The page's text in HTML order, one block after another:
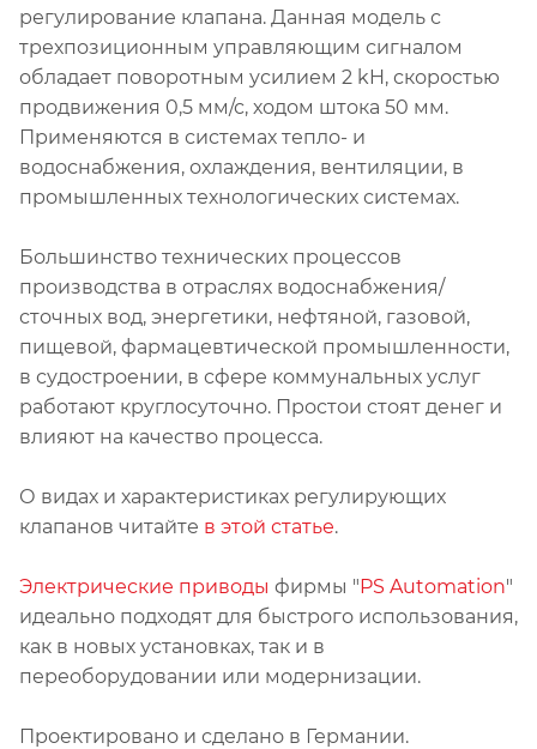
регулирование клапана. Данная модель с
трехпозиционным управляющим сигналом
обладает поворотным усилием 2 kH, скоростью
продвижения 0,5 мм/с, ходом штока 50 мм.
Применяются в системах тепло- и
водоснабжения, охлаждения, вентиляции, в
промышленных технологических системах.
Большинство технических процессов
производства в отраслях водоснабжения/
сточных вод, энергетики, нефтяной, газовой,
пищевой, фармацевтической промышленности,
в судостроении, в сфере коммунальных услуг
работают круглосуточно. Простои стоят денег и
влияют на качество процесса.
О видах и характеристиках регулирующих
клапанов читайте в этой статье.
Электрические приводы фирмы "PS Automation"
идеально подходят для быстрого использования,
как в новых установках, так и в
переоборудовании или модернизации.
Проектировано и сделано в Германии.